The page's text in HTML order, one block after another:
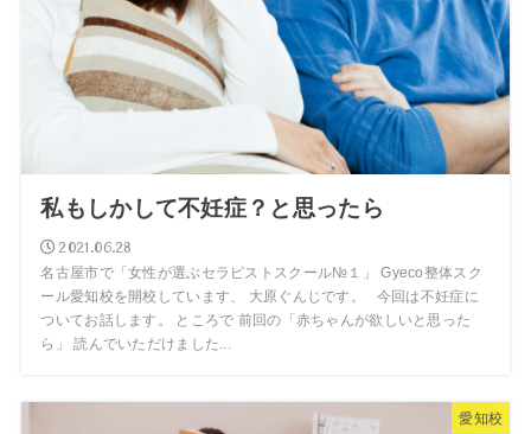
私もしかして不妊症？と思ったら
2021.06.28
名古屋市で「女性が選ぶセラピストスクール№１」 Gyeco整体スク
ール愛知校を開校しています、 大原ぐんじです。 今回は不妊症に
ついてお話します。 ところで 前回の「赤ちゃんが欲しいと思った
ら」 読んでいただけました...
愛知校